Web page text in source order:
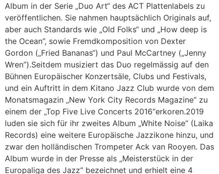
Album in der Serie „Duo Art“ des ACT Plattenlabels zu
veröffentlichen. Sie nahmen hauptsächlich Originals auf,
aber auch Standards wie „Old Folks“ und „How deep is
the Ocean”, sowie Fremdkomposition von Dexter
Gordon („Fried Bananas“) und Paul McCartney („Jenny
Wren”).Seitdem musiziert das Duo regelmässig auf den
Bühnen Europäischer Konzertsäle, Clubs und Festivals,
und ein Auftritt in dem Kitano Jazz Club wurde von dem
Monatsmagazin „New York City Records Magazine“ zu
einem der „Top Five Live Concerts 2016“erkoren.2019
luden sie sich für ihr zweites Album „White Noise“ (Laika
Records) eine weitere Europäische Jazzikone hinzu, und
zwar den holländischen Trompeter Ack van Rooyen. Das
Album wurde in der Presse als „Meisterstück in der
Europaliga des Jazz“ bezeichnet und erhielt eine 4